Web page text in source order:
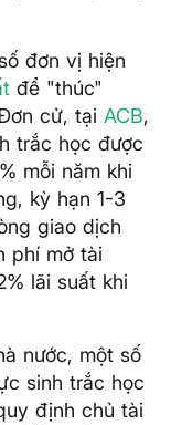
đơn vị hiện
để "thúc"
cử, tại ACB,
trắc học được
mỗi năm khi
kỳ hạn 1-3
giao dịch
phí mở tài
lãi suất khi
nước, một số
sinh trắc học
định chủ tài